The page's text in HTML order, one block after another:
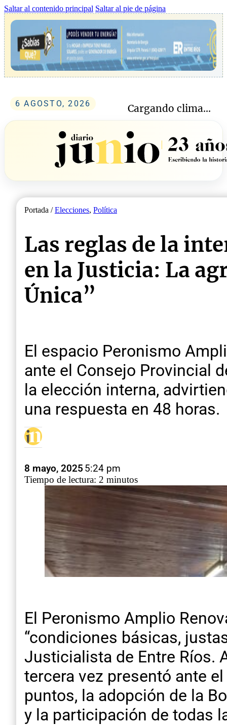
Saltar al contenido principal Saltar al pie de página
6 AGOSTO, 2026 Cargando clima...
Portada /Elecciones, Política
Las reglas de la
en la Justicia: La
Única”
El espacio Peronismo
ante el Consejo Provincial
la elección interna,
una respuesta en 48 horas.
8 mayo, 2025 5:24 pm
Tiempo de lectura: 2 minutos
El Peronismo Amplio
“condiciones básicas,
Justicialista de Entre Ríos.
tercera vez presentó ante
puntos, la adopción de la
y la participación de todas